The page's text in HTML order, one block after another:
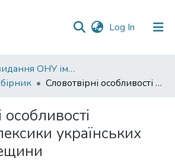
Log In (current)
Наукові видання ОНУ імені І. І. Мечникова
Словотвірні особливості діалектної лексики українських говорів Одещини
особливості
українських